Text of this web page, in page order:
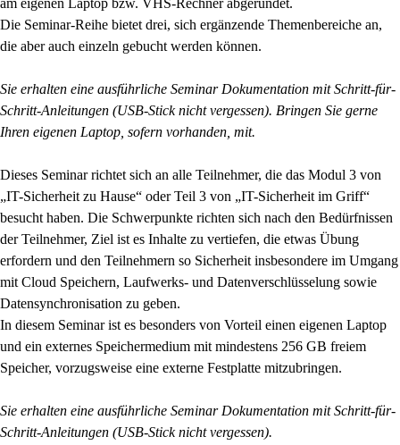
am eigenen Laptop bzw. VHS-Rechner abgerundet.
Die Seminar-Reihe bietet drei, sich ergänzende Themenbereiche an,
die aber auch einzeln gebucht werden können.
Sie erhalten eine ausführliche Seminar Dokumentation mit Schritt-für-
Schritt-Anleitungen (USB-Stick nicht vergessen). Bringen Sie gerne
Ihren eigenen Laptop, sofern vorhanden, mit.
Dieses Seminar richtet sich an alle Teilnehmer, die das Modul 3 von
„IT-Sicherheit zu Hause“ oder Teil 3 von „IT-Sicherheit im Griff“
besucht haben. Die Schwerpunkte richten sich nach den Bedürfnissen
der Teilnehmer, Ziel ist es Inhalte zu vertiefen, die etwas Übung
erfordern und den Teilnehmern so Sicherheit insbesondere im Umgang
mit Cloud Speichern, Laufwerks- und Datenverschlüsselung sowie
Datensynchronisation zu geben.
In diesem Seminar ist es besonders von Vorteil einen eigenen Laptop
und ein externes Speichermedium mit mindestens 256 GB freiem
Speicher, vorzugsweise eine externe Festplatte mitzubringen.
Sie erhalten eine ausführliche Seminar Dokumentation mit Schritt-für-
Schritt-Anleitungen (USB-Stick nicht vergessen).